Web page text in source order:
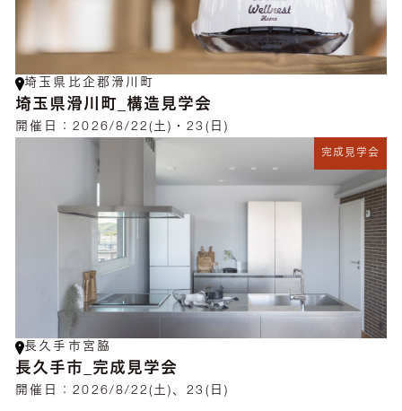
埼玉県比企郡滑川町
埼玉県滑川町_構造見学会
開催日：2026/8/22(土)・23(日)
完成見学会
長久手市宮脇
長久手市_完成見学会
開催日：2026/8/22(土)、23(日)